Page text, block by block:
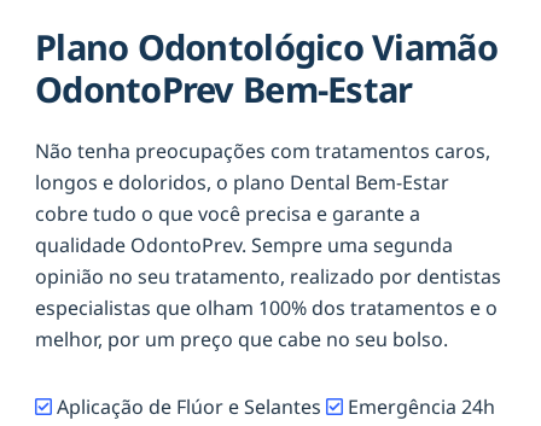
Plano Odontológico Viamão
OdontoPrev Bem-Estar
Não tenha preocupações com tratamentos caros,
longos e doloridos, o plano Dental Bem-Estar
cobre tudo o que você precisa e garante a
qualidade OdontoPrev. Sempre uma segunda
opinião no seu tratamento, realizado por dentistas
especialistas que olham 100% dos tratamentos e o
melhor, por um preço que cabe no seu bolso.
Aplicação de Flúor e Selantes
Emergência 24h